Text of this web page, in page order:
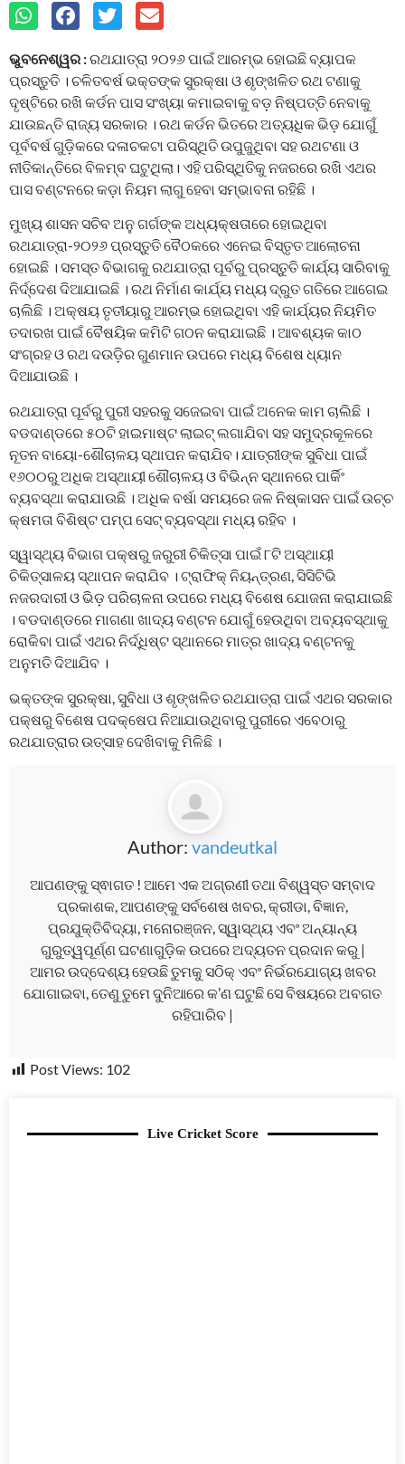
ଭୁବନେଶ୍ୱର :ରଥଯାତ୍ରା ୨୦୨୬ ପାଇଁ ଆରମ୍ଭ ହୋଇଛି ବ୍ୟାପକ
ପ୍ରସ୍ତୁତି । ଚଳିତବର୍ଷ ଭକ୍ତଙ୍କ ସୁରକ୍ଷା ଓ ଶୃଙ୍ଖଳିତ ରଥ ଟଣାକୁ
ଦୃଷ୍ଟିରେ ରଖି କର୍ଡନ ପାସ ସଂଖ୍ୟା କମାଇବାକୁ ବଡ଼ ନିଷ୍ପତ୍ତି ନେବାକୁ
ଯାଉଛନ୍ତି ରାଜ୍ୟ ସରକାର । ରଥ କର୍ଡନ ଭିତରେ ଅତ୍ୟଧିକ ଭିଡ଼ ଯୋଗୁଁ
ପୂର୍ବବର୍ଷ ଗୁଡ଼ିକରେ ଦଳାଚକଟା ପରିସ୍ଥିତି ଉପୁଜୁଥିବା ସହ ରଥଟଣା ଓ
ନୀତିକାନ୍ତିରେ ବିଳମ୍ବ ଘଟୁଥିଲା। ଏହି ପରିସ୍ଥିତିକୁ ନଜରରେ ରଖି ଏଥର
ପାସ ବଣ୍ଟନରେ କଡ଼ା ନିୟମ ଲାଗୁ ହେବା ସମ୍ଭାବନା ରହିଛି ।
ମୁଖ୍ୟ ଶାସନ ସଚିବ ଅନୁ ଗର୍ଗଙ୍କ ଅଧ୍ୟକ୍ଷତାରେ ହୋଇଥିବା
ରଥଯାତ୍ରା-୨୦୨୬ ପ୍ରସ୍ତୁତି ବୈଠକରେ ଏନେଇ ବିସ୍ତୃତ ଆଲୋଚନା
ହୋଇଛି । ସମସ୍ତ ବିଭାଗକୁ ରଥଯାତ୍ରା ପୂର୍ବରୁ ପ୍ରସ୍ତୁତି କାର୍ଯ୍ୟ ସାରିବାକୁ
ନିର୍ଦ୍ଦେଶ ଦିଆଯାଇଛି । ରଥ ନିର୍ମାଣ କାର୍ଯ୍ୟ ମଧ୍ୟ ଦ୍ରୁତ ଗତିରେ ଆଗେଇ
ଚାଲିଛି । ଅକ୍ଷୟ ତୃତୀୟାରୁ ଆରମ୍ଭ ହୋଇଥିବା ଏହି କାର୍ଯ୍ୟର ନିୟମିତ
ତଦାରଖ ପାଇଁ ବୈଷୟିକ କମିଟି ଗଠନ କରାଯାଇଛି । ଆବଶ୍ୟକ କାଠ
ସଂଗ୍ରହ ଓ ରଥ ଦଉଡ଼ିର ଗୁଣମାନ ଉପରେ ମଧ୍ୟ ବିଶେଷ ଧ୍ୟାନ
ଦିଆଯାଉଛି ।
ରଥଯାତ୍ରା ପୂର୍ବରୁ ପୁରୀ ସହରକୁ ସଜେଇବା ପାଇଁ ଅନେକ କାମ ଚାଲିଛି ।
ବଡଦାଣ୍ଡରେ ୫୦ଟି ହାଇମାଷ୍ଟ ଲାଇଟ୍ ଲଗାଯିବା ସହ ସମୁଦ୍ରକୂଳରେ
ନୂତନ ବାୟୋ-ଶୌଚାଳୟ ସ୍ଥାପନ କରାଯିବ। ଯାତ୍ରୀଙ୍କ ସୁବିଧା ପାଇଁ
୧୬୦୦ରୁ ଅଧିକ ଅସ୍ଥାୟୀ ଶୌଚାଳୟ ଓ ବିଭିନ୍ନ ସ୍ଥାନରେ ପାର୍କିଂ
ବ୍ୟବସ୍ଥା କରାଯାଉଛି । ଅଧିକ ବର୍ଷା ସମୟରେ ଜଳ ନିଷ୍କାସନ ପାଇଁ ଉଚ୍ଚ
କ୍ଷମତା ବିଶିଷ୍ଟ ପମ୍ପ ସେଟ୍ ବ୍ୟବସ୍ଥା ମଧ୍ୟ ରହିବ ।
ସ୍ୱାସ୍ଥ୍ୟ ବିଭାଗ ପକ୍ଷରୁ ଜରୁରୀ ଚିକିତ୍ସା ପାଇଁ ୮ଟି ଅସ୍ଥାୟୀ
ଚିକିତ୍ସାଳୟ ସ୍ଥାପନ କରାଯିବ । ଟ୍ରାଫିକ୍ ନିୟନ୍ତ୍ରଣ, ସିସିଟିଭି
ନଜରଦାରୀ ଓ ଭିଡ଼ ପରିଚାଳନା ଉପରେ ମଧ୍ୟ ବିଶେଷ ଯୋଜନା କରାଯାଇଛି
। ବଡଦାଣ୍ଡରେ ମାଗଣା ଖାଦ୍ୟ ବଣ୍ଟନ ଯୋଗୁଁ ହେଉଥିବା ଅବ୍ୟବସ୍ଥାକୁ
ରୋକିବା ପାଇଁ ଏଥର ନିର୍ଦ୍ଧିଷ୍ଟ ସ୍ଥାନରେ ମାତ୍ର ଖାଦ୍ୟ ବଣ୍ଟନକୁ
ଅନୁମତି ଦିଆଯିବ ।
ଭକ୍ତଙ୍କ ସୁରକ୍ଷା, ସୁବିଧା ଓ ଶୃଙ୍ଖଳିତ ରଥଯାତ୍ରା ପାଇଁ ଏଥର ସରକାର
ପକ୍ଷରୁ ବିଶେଷ ପଦକ୍ଷେପ ନିଆଯାଉଥିବାରୁ ପୁରୀରେ ଏବେଠାରୁ
ରଥଯାତ୍ରାର ଉତ୍ସାହ ଦେଖିବାକୁ ମିଳିଛି ।
Author: vandeutkal
ଆପଣଙ୍କୁ ସ୍ଵାଗତ ! ଆମେ ଏକ ଅଗ୍ରଣୀ ତଥା ବିଶ୍ୱସ୍ତ ସମ୍ବାଦ
ପ୍ରକାଶକ, ଆପଣଙ୍କୁ ସର୍ବଶେଷ ଖବର, କ୍ରୀଡା, ବିଜ୍ଞାନ,
ପ୍ରଯୁକ୍ତିବିଦ୍ୟା, ମନୋରଞ୍ଜନ, ସ୍ୱାସ୍ଥ୍ୟ ଏବଂ ଅନ୍ୟାନ୍ୟ
ଗୁରୁତ୍ୱପୂର୍ଣ୍ଣ ଘଟଣାଗୁଡ଼ିକ ଉପରେ ଅଦ୍ୟତନ ପ୍ରଦାନ କରୁ |
ଆମର ଉଦ୍ଦେଶ୍ୟ ହେଉଛି ତୁମକୁ ସଠିକ୍ ଏବଂ ନିର୍ଭରଯୋଗ୍ୟ ଖବର
ଯୋଗାଇବା, ତେଣୁ ତୁମେ ଦୁନିଆରେ କ’ଣ ଘଟୁଛି ସେ ବିଷୟରେ ଅବଗତ
ରହିପାରିବ |
Post Views: 102
Live Cricket Score